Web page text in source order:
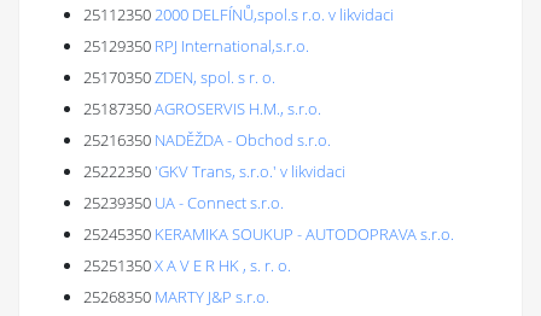
251123502000 DELFÍNŮ,spol.s r.o. v likvidaci
25129350 RPJ International,s.r.o.
25170350ZDEN, spol. s r. o.
25187350AGROSERVIS H.M., s.r.o.
25216350 NADĚŽDA - Obchod s.r.o.
25222350'GKV Trans, s.r.o.' v likvidaci
25239350 UA - Connect s.r.o.
25245350 KERAMIKA SOUKUP - AUTODOPRAVA s.r.o.
25251350X A V E R HK , s. r. o.
25268350 MARTY J&P s.r.o.